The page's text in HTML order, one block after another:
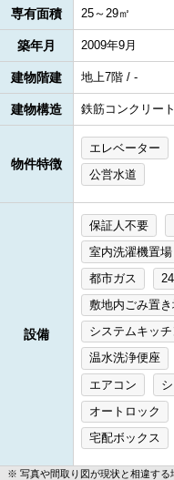
専有面積 25～29㎡
築年月 2009年9月
建物階建 地上7階 / -
建物構造 鉄筋コンクリート
物件特徴
エレベーター
公営水道
設備
保証人不要
室内洗濯機置場
都市ガス
敷地内ごみ置
システムキッチ
温水洗浄便座
エアコン
オートロック
宅配ボックス
写真や間取り図が現状と相違する